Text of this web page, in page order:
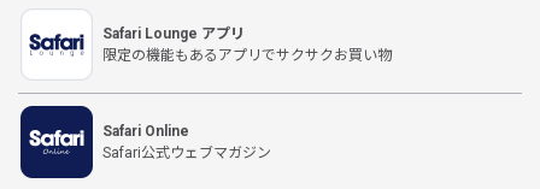
Safari Lounge アプリ
限定の機能もあるアプリでサクサクお買い物
Safari Online
Safari公式ウェブマガジン